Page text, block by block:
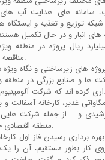
سامانه های هدایت آب
توزیع و تغذیه و ایستگاه
انبار و در حال تکمیل
هزار میلیارد ریال پروژه در
مناقصه و اجرا رسیده است.
های زیرساختی و نگاه
ها و صنایع بزرگی در منطقه
کرده اند که شرکت
هرمز، نیروگاه 930 مگاواتی غدیر، کارخانه
و … از جمله شرکت
منطقه اقتصادی حضور پیدا کرده اند.
برداری رسیدن فاز اول
2500 نیروی کار بطور مستقیم،